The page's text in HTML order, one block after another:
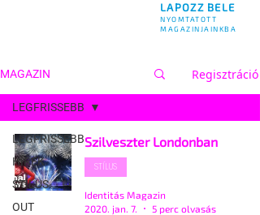
LAPOZZ BELE
NYOMTATOTT
MAGAZINJAINKBA
MAGAZIN Regisztráció
LEGFRISSEBB
HÍREK
STÍLUS
OUT
LEGFRISSEBB
Szilveszter Londonban
STÍLUS
Identitás Magazin
2020. jan. 7.
5 perc olvasás